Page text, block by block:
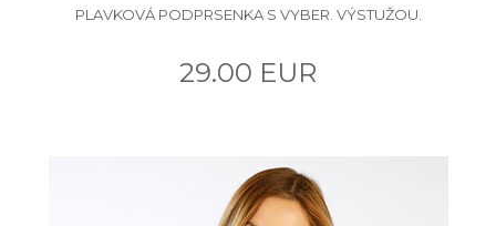
PLAVKOVÁ PODPRSENKA S VYBER. VÝSTUŽOU.
29.00 EUR